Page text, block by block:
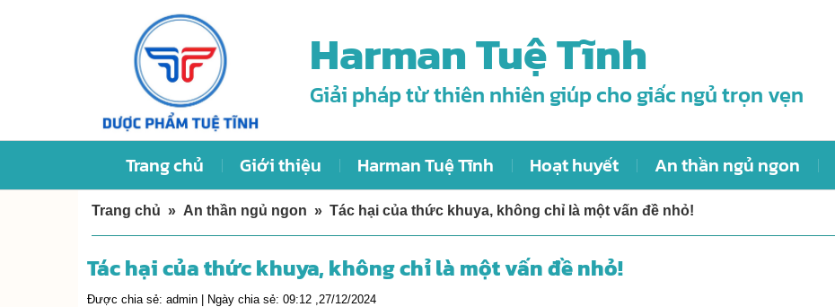
Harman Tuệ Tĩnh
Giải pháp từ thiên nhiên giúp cho giấc ngủ trọn vẹn
Trang chủ Giới thiệu Harman Tuệ Tĩnh Hoạt huyết An thần ngủ ngon
Trang chủ » An thần ngủ ngon » Tác hại của thức khuya, không chỉ là một vấn đề nhỏ!
Tác hại của thức khuya, không chỉ là một vấn đề nhỏ!
Được chia sẻ: admin | Ngày chia sẻ: 09:12 ,27/12/2024